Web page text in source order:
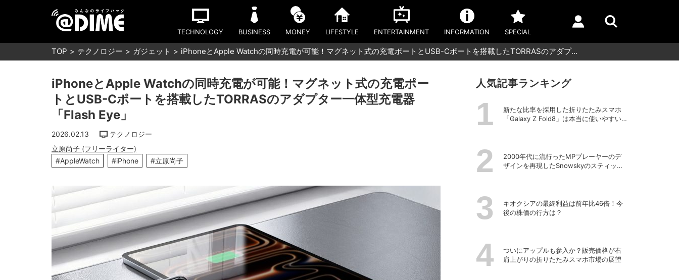
TECHNOLOGY BUSINESS MONEY LIFESTYLE ENTERTAINMENT INFORMATION SPECIAL
TOP テクノロジー ガジェット iPhoneとApple Watchの同時充電が可能！マグネット式の充電ポートとUSB-Cポートを搭載したTORRASのアダプ…
iPhoneとApple Watchの同時充電が可能！マグネット式の充電ポー
トとUSB-Cポートを搭載したTORRASのアダプター一体型充電器
「Flash Eye」
2026.02.13
テクノロジー
立原尚子 (フリーライター)
#AppleWatch
#iPhone #立原尚子
人気記事ランキング
新たな比率を採用した折りたたみスマホ
「Galaxy Z Fold8」は本当に使いやすい
2000年代に流行ったMPプレーヤーのデ
ザインを再現したSnowskyのスティック
キオクシアの最終利益は前年比46倍！今
後の株価の行方は？
ついにアップルも参入か？販売価格が右
肩上がりの折りたたみスマホ市場の展望